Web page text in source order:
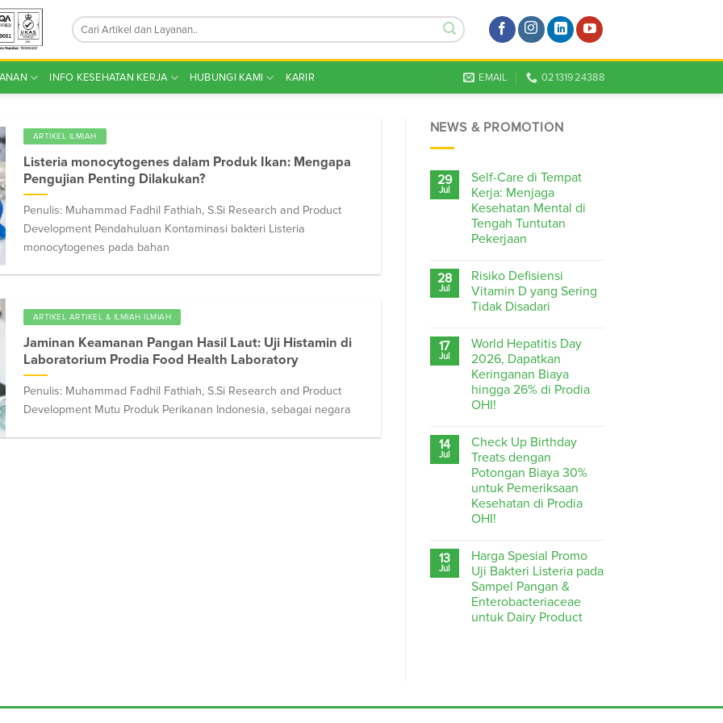
INFO KESEHATAN KERJA HUBUNGI KAMI KARIR EMAIL 02131924388
ARTIKEL ILMIAH
Listeria monocytogenes dalam Produk Ikan: Mengapa
Pengujian Penting Dilakukan?
Penulis: Muhammad Fadhil Fathiah, S.Si Research and Product
Development Pendahuluan Kontaminasi bakteri Listeria
monocytogenes pada bahan
ARTIKEL ARTIKEL & ILMIAH ILMIAH
Jaminan Keamanan Pangan Hasil Laut: Uji Histamin di
Laboratorium Prodia Food Health Laboratory
Penulis: Muhammad Fadhil Fathiah, S.Si Research and Product
Development Mutu Produk Perikanan Indonesia, sebagai negara
NEWS & PROMOTION
29
Jul
Self-Care di Tempat
Kerja: Menjaga
Kesehatan Mental di
Tengah Tuntutan
Pekerjaan
28
Jul
Risiko Defisiensi
Vitamin D yang Sering
Tidak Disadari
17
Jul
World Hepatitis Day
2026, Dapatkan
Keringanan Biaya
hingga 26% di Prodia
OHI!
14
Jul
Check Up Birthday
Treats dengan
Potongan Biaya 30%
untuk Pemeriksaan
Kesehatan di Prodia
OHI!
13
Jul
Harga Spesial Promo
Uji Bakteri Listeria pada
Sampel Pangan &
Enterobacteriaceae
untuk Dairy Product